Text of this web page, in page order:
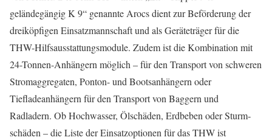
geländegängig K 9“ genannte Arocs dient zur Beförderung der
dreiköpfigen Einsatzmannschaft und als Geräteträger für die
THW-Hilfsausstattungsmodule. Zudem ist die Kombination mit
24-Tonnen-Anhängern möglich – für den Transport von schweren
Stromaggregaten, Ponton- und Bootsanhängern oder
Tiefladeanhängern für den Transport von Baggern und
Radladern. Ob Hochwasser, Ölschäden, Erdbeben oder Sturm­
schäden – die Liste der Einsatzoptionen für das THW ist